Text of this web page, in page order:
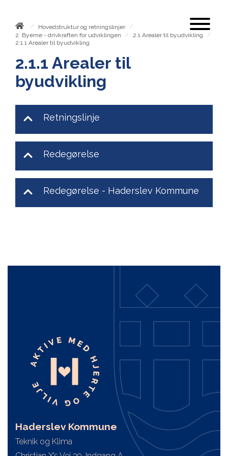
/ Hovedstruktur og retningslinjer
/
2. Byerne - drivkraften for udviklingen
/ 2.1 Arealer til byudvikling
/
2.1.1 Arealer til byudvikling
2.1.1 Arealer til
byudvikling
Retningslinje
Redegørelse
Redegørelse - Haderslev Kommune
Haderslev Kommune
Teknik og Klima